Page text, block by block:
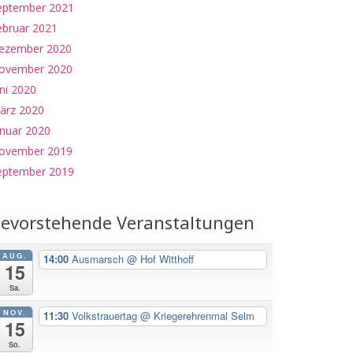
2021
2021
2020
2020
2020
2020
2020
2019
2019
Veranstaltungen
AUG.
15
Sa.
14:00Ausmarsch@ Hof Witthoff
NOV.
15
So.
11:30Volkstrauertag@ Kriegerehrenmal Selm